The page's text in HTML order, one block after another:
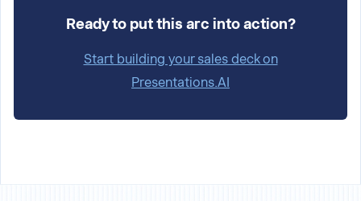
Ready to put this arc into action?
Start building your sales deck on
Presentations.AI